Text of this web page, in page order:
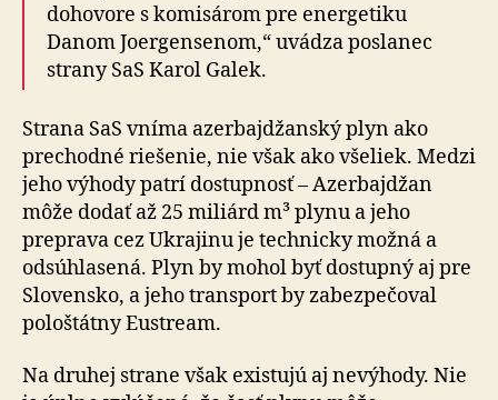
dohovore s komisárom pre energetiku
Danom Joergensenom,“ uvádza poslanec
strany SaS Karol Galek.
Strana SaS vníma azerbajdžanský plyn ako
prechodné riešenie, nie však ako všeliek. Medzi
jeho výhody patrí dostupnosť – Azerbajdžan
môže dodať až 25 miliárd m³ plynu a jeho
preprava cez Ukrajinu je technicky možná a
odsúhlasená. Plyn by mohol byť dostupný aj pre
Slo­ven­sko, a jeho transport by zabezpečoval
pološtátny Eustream.
Na druhej strane však existujú aj nevýhody. Nie